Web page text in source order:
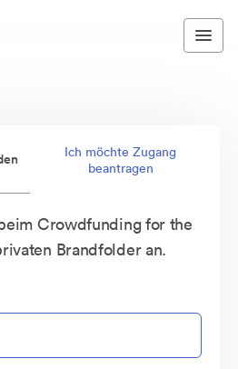
Ich möchte Zugang
beantragen
Crowdfunding for the
Brandfolder an.